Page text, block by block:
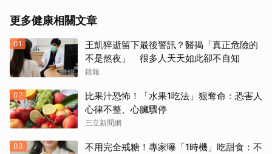
更多健康相關文章
01
王凱猝逝留下最後警訊？醫揭「真正危險的
不是熬夜」 很多人天天如此卻不自知
鏡報
02
比果汁恐怖！「水果1吃法」狠奪命：恐害人
心律不整、心臟驟停
三立新聞網
03
不用完全戒糖！專家曝「1時機」吃甜食：不